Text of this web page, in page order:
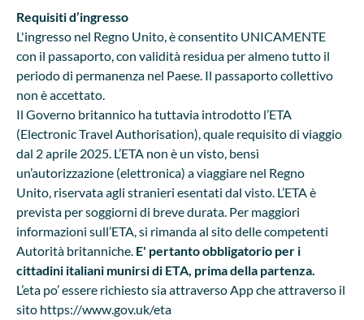
Requisiti d’ingresso
L'ingresso nel Regno Unito, è consentito UNICAMENTE
con il passaporto, con validità residua per almeno tutto il
periodo di permanenza nel Paese. Il passaporto collettivo
non è accettato.
Il Governo britannico ha tuttavia introdotto l’ETA
(Electronic Travel Authorisation), quale requisito di viaggio
dal 2 aprile 2025. L’ETA non è un visto, bensì
un’autorizzazione (elettronica) a viaggiare nel Regno
Unito, riservata agli stranieri esentati dal visto. L’ETA è
prevista per soggiorni di breve durata. Per maggiori
informazioni sull’ETA, si rimanda al sito delle competenti
Autorità britanniche. E' pertanto obbligatorio per i
cittadini italiani munirsi di ETA, prima della partenza.
L’eta po’ essere richiesto sia attraverso App che attraverso il
sito https://www.gov.uk/eta